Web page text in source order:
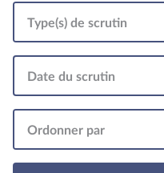
Type(s) de scrutin
Date du scrutin
Ordonner par